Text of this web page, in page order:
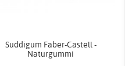
Suddigum Faber-Castell -
Naturgummi